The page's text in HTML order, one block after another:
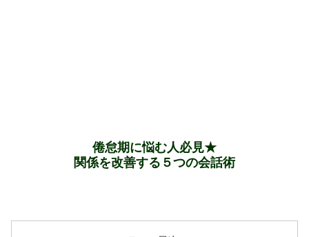
倦怠期に悩む人必見★
関係を改善する５つの会話術